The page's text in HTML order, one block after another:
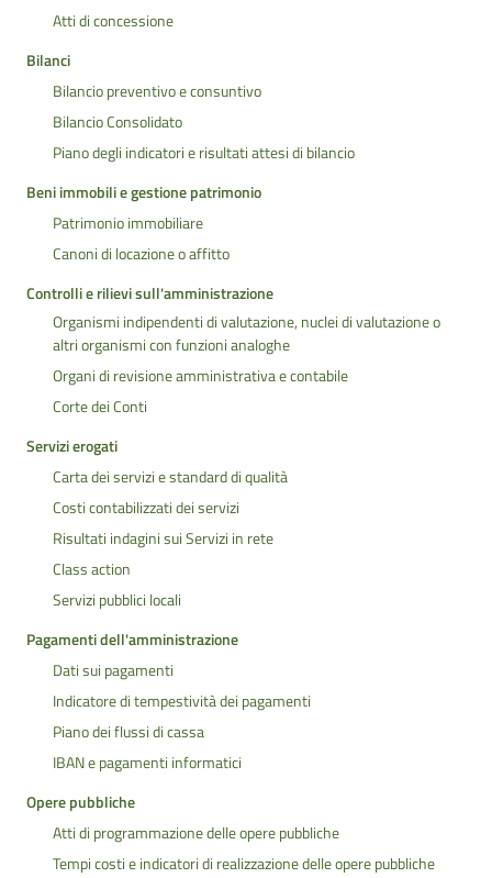
Atti di concessione
Bilanci
Bilancio preventivo e consuntivo
Bilancio Consolidato
Piano degli indicatori e risultati attesi di bilancio
Beni immobili e gestione patrimonio
Patrimonio immobiliare
Canoni di locazione o affitto
Controlli e rilievi sull'amministrazione
Organismi indipendenti di valutazione, nuclei di valutazione o
altri organismi con funzioni analoghe
Organi di revisione amministrativa e contabile
Corte dei Conti
Servizi erogati
Carta dei servizi e standard di qualità
Costi contabilizzati dei servizi
Risultati indagini sui Servizi in rete
Class action
Servizi pubblici locali
Pagamenti dell'amministrazione
Dati sui pagamenti
Indicatore di tempestività dei pagamenti
Piano dei flussi di cassa
IBAN e pagamenti informatici
Opere pubbliche
Atti di programmazione delle opere pubbliche
Tempi costi e indicatori di realizzazione delle opere pubbliche